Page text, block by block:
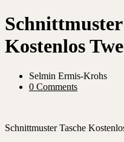
Schnittmuster
Kostenlos
Selmin Ermis-Krohs
0 Comments
Schnittmuster Tasche